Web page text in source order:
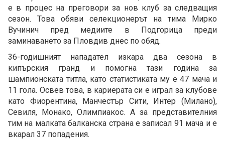
е в процес на преговори за нов клуб за следващия
сезон. Това обяви селекционерът на тима Мирко
Вучинич пред медиите в Подгорица преди
заминаването за Пловдив днес по обяд.
36-годишният нападател изкара два сезона в
кипърския гранд и помогна тази година за
шампионската титла, като статистиката му е 47 мача и
11 гола. Освев това, в кариерата си е играл за клубове
като Фиорентина, Манчестър Сити, Интер (Милано),
Севиля, Монако, Олимпиакос. А за представителния
тим на малката балканска страна е записал 91 мача и е
вкарал 37 попадения.